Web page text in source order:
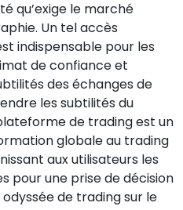
qu’exige le marché
Un tel accès
indispensable pour les
de confiance et
des échanges de
les subtilités du
de trading est un
globale au trading
aux utilisateurs les
pour une prise de décision
de trading sur le